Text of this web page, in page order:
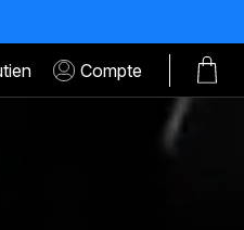
Compte